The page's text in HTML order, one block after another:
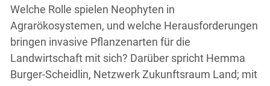
Welche Rolle spielen Neophyten in
Agrarökosystemen, und welche Herausforderungen
bringen invasive Pflanzenarten für die
Landwirtschaft mit sich? Darüber spricht Hemma
Burger-Scheidlin, Netzwerk Zukunftsraum Land; mit